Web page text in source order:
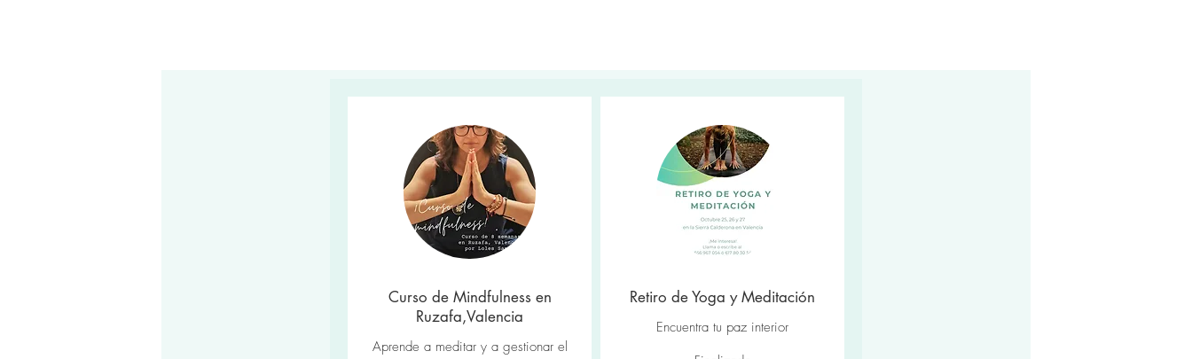
Curso de Mindfulness en
Ruzafa,Valencia
Aprende a meditar y a gestionar el
Retiro de Yoga y Meditación
Encuentra tu paz interior